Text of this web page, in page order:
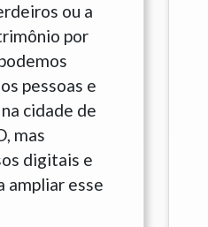
ou a
por
pessoas e
cidade de
mas
digitais e
ampliar esse